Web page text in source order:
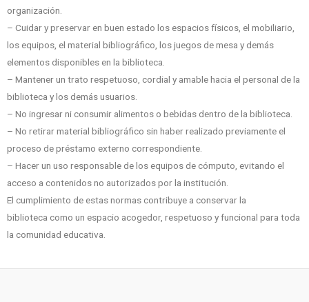
organización.
– Cuidar y preservar en buen estado los espacios físicos, el mobiliario,
los equipos, el material bibliográfico, los juegos de mesa y demás
elementos disponibles en la biblioteca.
– Mantener un trato respetuoso, cordial y amable hacia el personal de la
biblioteca y los demás usuarios.
– No ingresar ni consumir alimentos o bebidas dentro de la biblioteca.
– No retirar material bibliográfico sin haber realizado previamente el
proceso de préstamo externo correspondiente.
– Hacer un uso responsable de los equipos de cómputo, evitando el
acceso a contenidos no autorizados por la institución.
El cumplimiento de estas normas contribuye a conservar la
biblioteca como un espacio acogedor, respetuoso y funcional para toda
la comunidad educativa.